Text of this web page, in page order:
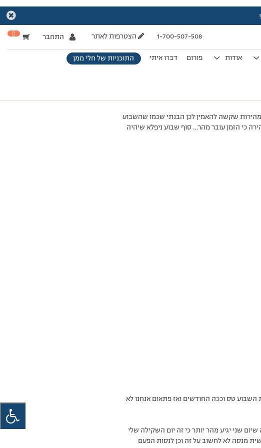
1-700-507-508 הצטרפות לאתר התחבר 0
אודות פורום דברו איתי התוכניות של חלי ממן
שקשה להאמין לכן הבנתי שכמו שהשבוע
כי הזמן עובר מהר… סוף שבוע ניפלא שיהיה
השבוע טס וככה החודשים ואז פתאום אנחנו לא
שני יגיע מהר יותר כי זה יום השקילה שלי
מנסה לא לחשוב על זה וכן לנסות הפעם